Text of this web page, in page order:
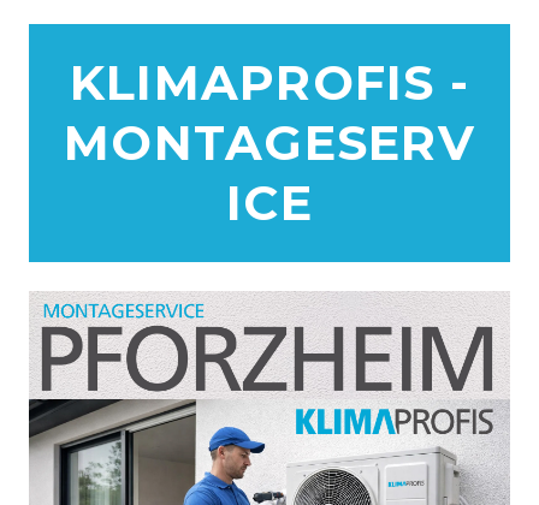
KLIMAPROFIS -
MONTAGESERV
ICE